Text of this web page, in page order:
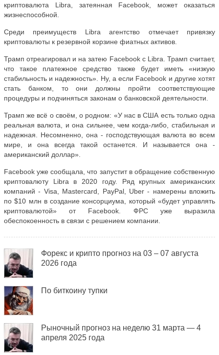
криптовалюта Libra, затеянная Facebook, может оказаться
жизнеспособной.
Среди преимуществ Libra агентство отмечает привязку
криптовалюты к резервной корзине фиатных активов.
Трамп отреагировал и на затею Facebook с Libra. Трамп считает,
что такое платежное средство также будет иметь «низкую
стабильность и надежность». Ну, а если Facebook и другие хотят
стать банком, то они должны пройти соответствующие
процедуры и подчиняться законам о банковской деятельности.
Трамп же всё о своём, о родном: «У нас в США есть только одна
реальная валюта, и она сильнее, чем когда-либо, стабильная и
надежная. Несомненно, она - господствующая валюта во всем
мире, и она всегда такой останется. И называется она -
американский доллар».
Facebook уже сообщала, что запустит в обращение собственную
криптовалюту Libra в 2020 году. Ряд крупных американских
компаний - Visa, Mastercard, PayPal, Uber - намерены вложить
по $10 млн в создание консорциума, который «будет управлять
криптовалютой» от Facebook. ФРС уже выразила
обеспокоенность в связи с решением компании.
Форекс и крипто прогноз на 03 – 07 августа
2026 года
По биткоину тупки
Рыночный прогноз на неделю 31 марта — 4
апреля 2025 года